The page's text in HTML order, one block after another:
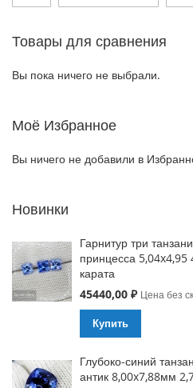
Товары для сравнения
Вы пока ничего не выбрали.
Моё Избранное
Вы ничего не добавили в
Новинки
Гарнитур три
принцесса
карата
Special
45440,00 ₽ Цена без
Купить
Глубоко-синий
антик 8,00x7,88мм